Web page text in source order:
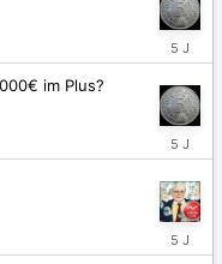
Juni
25,
2021
im Plus?
Juni
24,
2021
Juni
19,